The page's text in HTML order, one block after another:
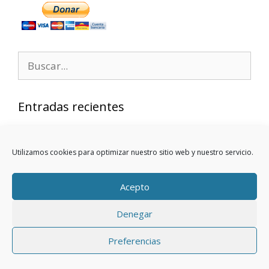
Utilizamos cookies para optimizar nuestro sitio web y nuestro servicio.
Acepto
Denegar
Preferencias
Entradas recientes
Casa (Sin Material)
Rutina Tabata de 12 Minutos: Quema Grasa en
Entrenamiento Fullbody en 15 Minutos
Rutina Full Body Sin Pesas en 10 Minutos:
Entrena Todo el Cuerpo en Casa